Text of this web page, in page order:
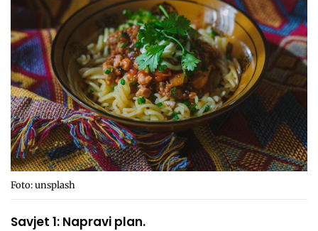
Foto: unsplash
Savjet 1: Napravi plan.